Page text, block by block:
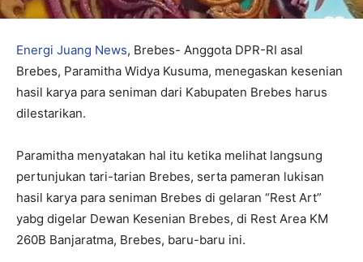
Energi Juang News, Brebes- Anggota DPR-RI asal
Brebes, Paramitha Widya Kusuma, menegaskan kesenian
hasil karya para seniman dari Kabupaten Brebes harus
dilestarikan.
Paramitha menyatakan hal itu ketika melihat langsung
pertunjukan tari-tarian Brebes, serta pameran lukisan
hasil karya para seniman Brebes di gelaran “Rest Art”
yabg digelar Dewan Kesenian Brebes, di Rest Area KM
260B Banjaratma, Brebes, baru-baru ini.